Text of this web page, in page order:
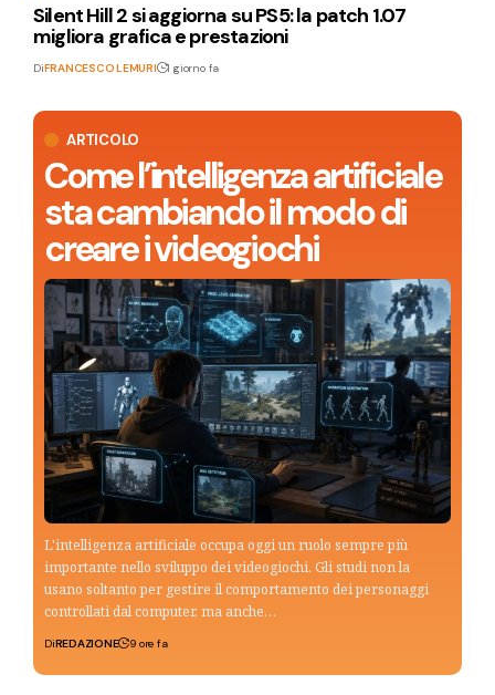
ARTICOLO
Come l’intelligenza artificiale
sta cambiando il modo di
creare i videogiochi
L'intelligenza artificiale occupa oggi un ruolo sempre più
importante nello sviluppo dei videogiochi. Gli studi non la
usano soltanto per gestire il comportamento dei personaggi
controllati dal computer, ma anche…
DiREDAZIONE 9 ore fa
Silent Hill 2 si aggiorna su PS5: la patch 1.07
migliora grafica e prestazioni
DiFRANCESCO LEMURI 1 giorno fa